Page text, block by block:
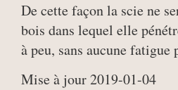
De cette façon la scie ne
bois dans lequel elle
à peu, sans aucune
Mise à jour 2019-01-04